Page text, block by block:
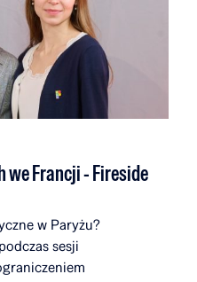
w 100%
CHARITY, której
Mensah i Rafał Brzoska
kultury i sztuki
we Francji - Fireside
w Paryżu?
sesji